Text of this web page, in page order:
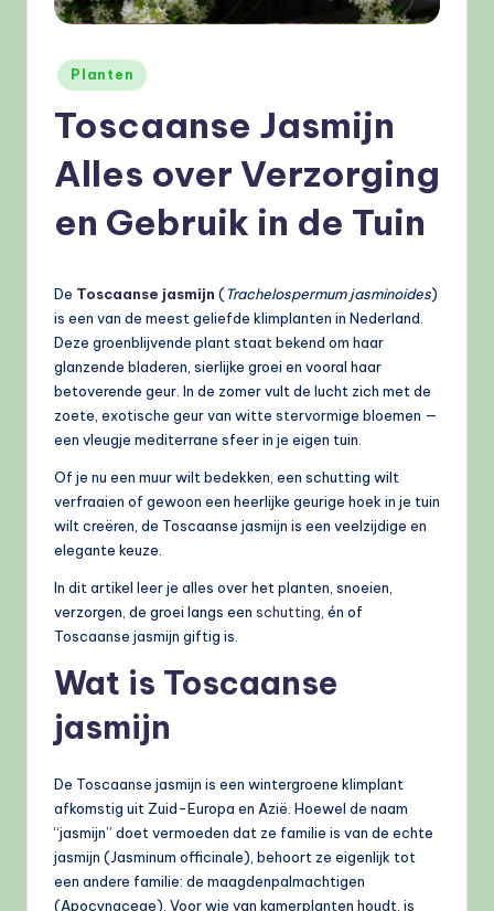
Geplaatst
in
Planten
Toscaanse Jasmijn
Alles over Verzorging
en Gebruik in de Tuin
De Toscaanse jasmijn (Trachelospermum jasminoides)
is een van de meest geliefde klimplanten in Nederland.
Deze groenblijvende plant staat bekend om haar
glanzende bladeren, sierlijke groei en vooral haar
betoverende geur. In de zomer vult de lucht zich met de
zoete, exotische geur van witte stervormige bloemen —
een vleugje mediterrane sfeer in je eigen tuin.
Of je nu een muur wilt bedekken, een schutting wilt
verfraaien of gewoon een heerlijke geurige hoek in je tuin
wilt creëren, de Toscaanse jasmijn is een veelzijdige en
elegante keuze.
In dit artikel leer je alles over het planten, snoeien,
verzorgen, de groei langs een schutting , én of
Toscaanse jasmijn giftig is.
Wat is Toscaanse
jasmijn
De Toscaanse jasmijn is een wintergroene klimplant
afkomstig uit Zuid-Europa en Azië. Hoewel de naam
“jasmijn” doet vermoeden dat ze familie is van de echte
jasmijn (Jasminum officinale), behoort ze eigenlijk tot
een andere familie: de maagdenpalmachtigen
(Apocynaceae). Voor wie van kamerplanten houdt, is